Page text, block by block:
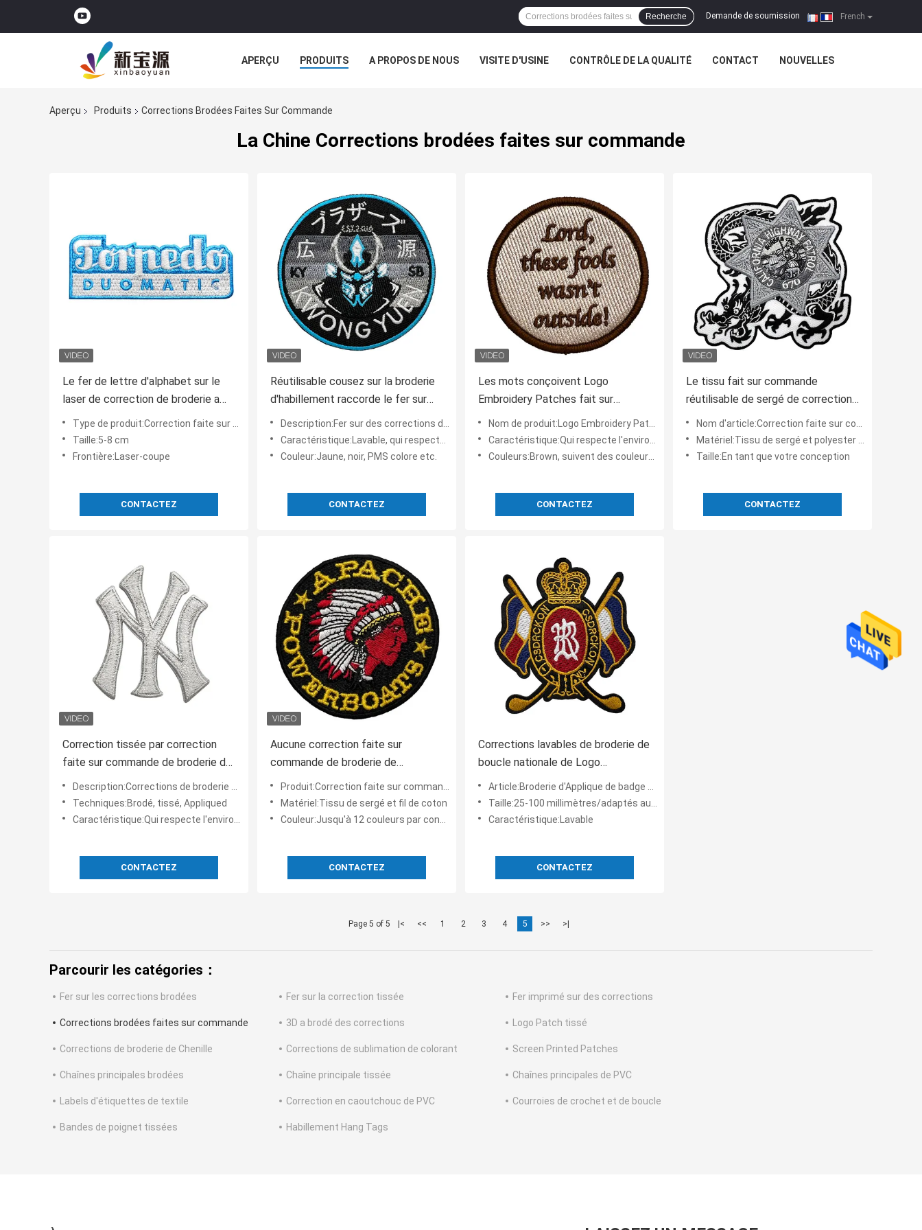
French
Demande de soumission |
Recherche
APERÇU PRODUITS A PROPOS DE NOUS VISITE D'USINE CONTRÔLE DE LA QUALITÉ CONTACT NOUVELLES
Aperçu
Produits Corrections Brodées Faites Sur Commande
La Chine Corrections brodées faites sur commande
Le fer de lettre d'alphabet sur le
laser de correction de broderie a
coupé l'emblème d'épaule de
frontière
Type de produit:Correction faite sur commande de broderie
Taille:5-8 cm
Frontière:Laser-coupe
CONTACTEZ
Réutilisable cousez sur la broderie
d'habillement raccorde le fer sur
des corrections de broderie pour
des vestes
Description:Fer sur des corrections de broderie
Caractéristique:Lavable, qui respecte l'environnement, réutilisable
Couleur:Jaune, noir, PMS colore etc.
CONTACTEZ
Les mots conçoivent Logo
Embroidery Patches fait sur
commande que PMS colore
Stainable réutilisable
Nom de produit:Logo Embroidery Patches fait sur commande
Caractéristique:Qui respecte l'environnement, réutilisable, Stainable
Couleurs:Brown, suivent des couleurs de PMS
CONTACTEZ
Le tissu fait sur commande
réutilisable de sergé de correction
de broderie/100% polyester a
brodé des corrections de logo
Nom d'article:Correction faite sur commande de broderie de dragon et d'étoile
Matériel:Tissu de sergé et polyester 100%
Taille:En tant que votre conception
CONTACTEZ
Correction tissée par correction
faite sur commande de broderie de
logo de la marque 3D avec le fer
sur le support
Description:Corrections de broderie de MLB 3D
Techniques:Brodé, tissé, Appliqued
Caractéristique:Qui respecte l'environnement, lavable, réutilisable
CONTACTEZ
Aucune correction faite sur
commande de broderie de
rétrécissement cousant sur le
support pour le magasin et les
revendeurs
Produit:Correction faite sur commande de broderie
Matériel:Tissu de sergé et fil de coton
Couleur:Jusqu'à 12 couleurs par conception
CONTACTEZ
Corrections lavables de broderie de
boucle nationale de Logo
Embroidered Patches Hook And
Article:Broderie d'Applique de badge nominatif
Taille:25-100 millimètres/adaptés aux besoins du client
Caractéristique:Lavable
CONTACTEZ
Page 5 of 5 |< << 1 2 3 4 5 >> >|
Parcourir les catégories：
Fer sur les corrections brodées Fer sur la correction tissée Fer imprimé sur des corrections
Corrections brodées faites sur commande 3D a brodé des corrections Logo Patch tissé
Corrections de broderie de Chenille Corrections de sublimation de colorant Screen Printed Patches
Chaînes principales brodées Chaîne principale tissée Chaînes principales de PVC
Labels d'étiquettes de textile Correction en caoutchouc de PVC Courroies de crochet et de boucle
Bandes de poignet tissées Habillement Hang Tags